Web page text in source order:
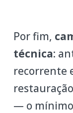
Por fim,
técnica:
recorrente
— o